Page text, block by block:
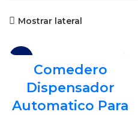
Mostrar lateral
-13%
Comedero
Dispensador
Automatico Para